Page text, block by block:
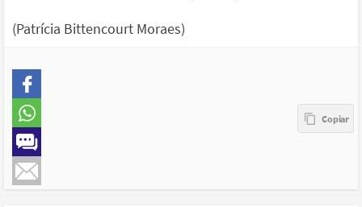
(Patrícia Bittencourt Moraes)